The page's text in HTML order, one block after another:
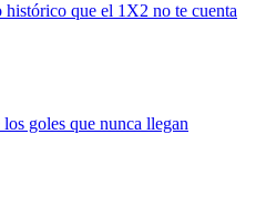
histórico que el 1X2 no te cuenta
goles que nunca llegan